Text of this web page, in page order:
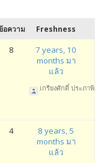
อความ Freshness
8
7 years, 10
months มา
แล้ว
เกรียงศักดิ์ ประภาพิทั
4
8 years, 5
months มา
แล้ว